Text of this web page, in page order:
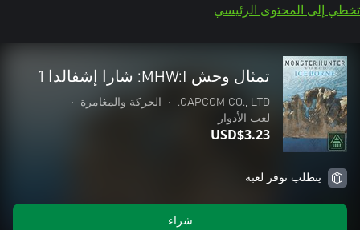
تخطي إلى المحتوى الرئيسي
تمثال وحش MHW:I: شارا إشفالدا 1
CAPCOM CO., LTD.
• الحركة والمغامرة
•
لعب الأدوار
USD$3.23
يتطلب توفر لعبة
شراء